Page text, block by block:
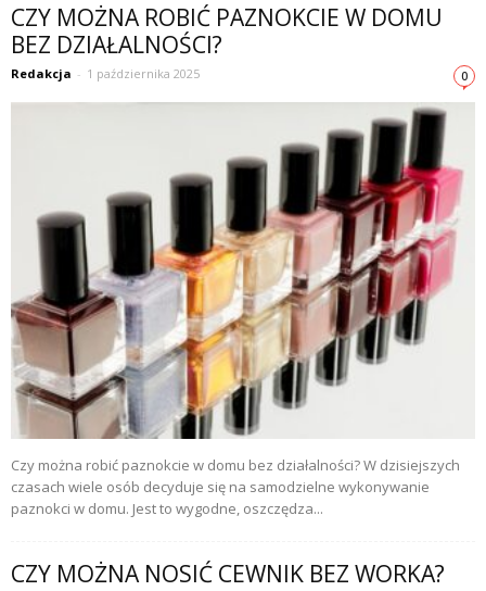
CZY MOŻNA ROBIĆ PAZNOKCIE W DOMU
BEZ DZIAŁALNOŚCI?
Redakcja - 1 października 2025 0
Czy można robić paznokcie w domu bez działalności? W dzisiejszych
czasach wiele osób decyduje się na samodzielne wykonywanie
paznokci w domu. Jest to wygodne, oszczędza...
CZY MOŻNA NOSIĆ CEWNIK BEZ WORKA?